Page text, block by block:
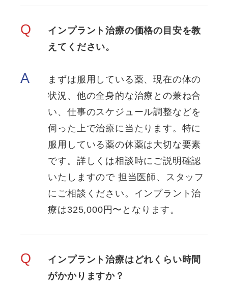
Q
インプラント治療の価格の目安を教
えてください。
A
まずは服用している薬、現在の体の
状況、他の全身的な治療との兼ね合
い、仕事のスケジュール調整などを
伺った上で治療に当たります。特に
服用している薬の休薬は大切な要素
です。詳しくは相談時にご説明確認
いたしますので 担当医師、スタッフ
にご相談ください。インプラント治
療は325,000円〜となります。
Q
インプラント治療はどれくらい時間
がかかりますか？